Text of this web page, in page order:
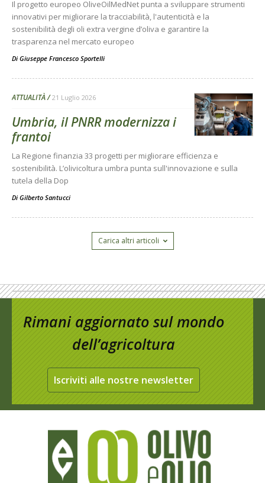
Il progetto europeo OliveOilMedNet punta a sviluppare strumenti
innovativi per migliorare la tracciabilità, l'autenticità e la
sostenibilità degli oli extra vergine d’oliva e garantire la
trasparenza nel mercato europeo
Di Giuseppe Francesco Sportelli
ATTUALITÀ 21 Luglio 2026
Umbria, il PNRR modernizza i
frantoi
La Regione finanzia 33 progetti per migliorare efficienza e
sostenibilità. L’olivicoltura umbra punta sull'innovazione e sulla
tutela della Dop
Di Gilberto Santucci
Carica altri articoli
Rimani aggiornato sul mondo
dell’agricoltura
Iscriviti alle nostre newsletter